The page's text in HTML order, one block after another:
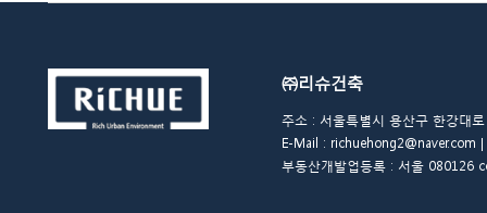
㈜리슈건축
주소 : 서울특별시 용산구 한강대
E-Mail :
부동산개발업등록 : 서울 080126